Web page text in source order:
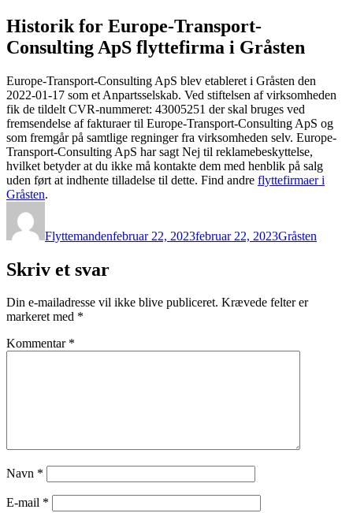
Historik for Europe-Transport-
Consulting ApS flyttefirma i Gråsten
Europe-Transport-Consulting ApS blev etableret i Gråsten den
2022-01-17 som et Anpartsselskab. Ved stiftelsen af virksomheden
fik de tildelt CVR-nummeret: 43005251 der skal bruges ved
fremsendelse af fakturaer til Europe-Transport-Consulting ApS og
som fremgår på samtlige regninger fra virksomheden selv. Europe-
Transport-Consulting ApS har sagt Nej til reklamebeskyttelse,
hvilket betyder at du ikke må kontakte dem med henblik på salg
uden ført at indhente tilladelse til dette. Find andre flyttefirmaer i
Gråsten.
Flyttemandenfebruar 22, 2023februar 22, 2023Gråsten
Skriv et svar
Din e-mailadresse vil ikke blive publiceret. Krævede felter er
markeret med *
Kommentar *
Navn *
E-mail *